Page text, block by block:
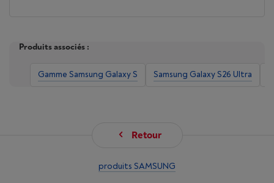
Produits associés :
Gamme Samsung Galaxy S Samsung Galaxy S26 Ultra
Retour
produits SAMSUNG